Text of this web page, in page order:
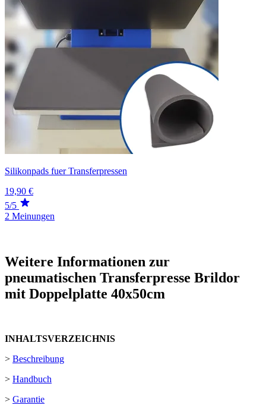
Silikonpads fuer Transferpressen
19,90 €
5/5
2 Meinungen
Weitere Informationen zur
pneumatischen Transferpresse Brildor
mit Doppelplatte 40x50cm
INHALTSVERZEICHNIS
> Beschreibung
> Handbuch
> Garantie